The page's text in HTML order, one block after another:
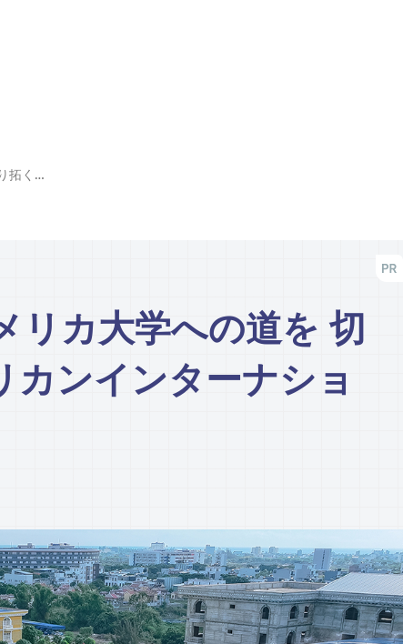
高校在学中から アメリカ大学への道を 切り拓く「APUアメリカンインターナショナルスクールズ」
リカ大学への道を 切
カンインターナショ